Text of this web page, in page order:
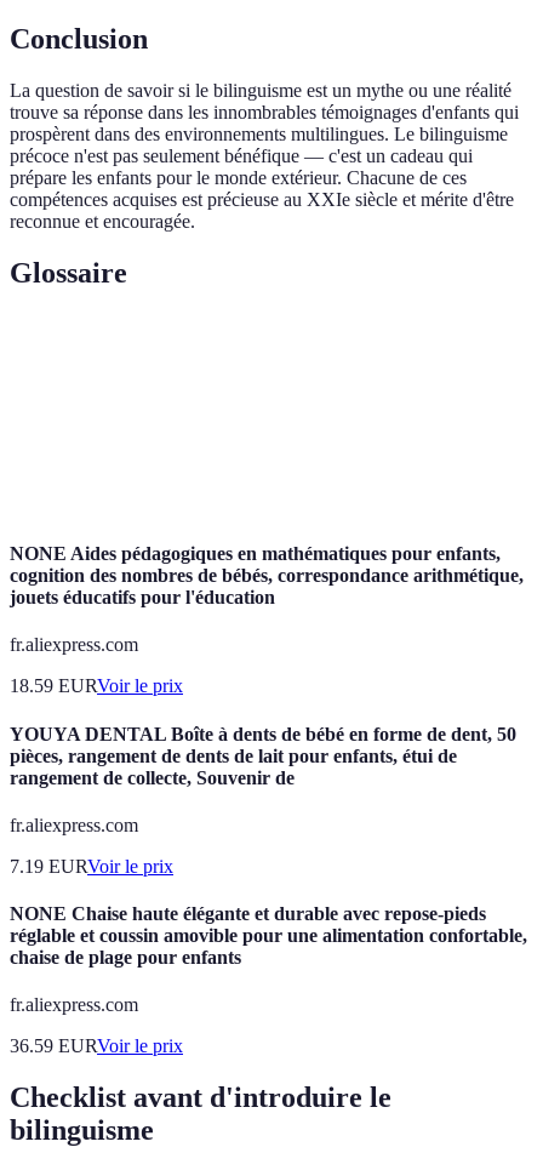
Conclusion
La question de savoir si le bilinguisme est un mythe ou une réalité
trouve sa réponse dans les innombrables témoignages d'enfants qui
prospèrent dans des environnements multilingues. Le bilinguisme
précoce n'est pas seulement bénéfique — c'est un cadeau qui
prépare les enfants pour le monde extérieur. Chacune de ces
compétences acquises est précieuse au XXIe siècle et mérite d'être
reconnue et encouragée.
Glossaire
NONE Aides pédagogiques en mathématiques pour enfants,
cognition des nombres de bébés, correspondance arithmétique,
jouets éducatifs pour l'éducation
fr.aliexpress.com
18.59 EURVoir le prix
YOUYA DENTAL Boîte à dents de bébé en forme de dent, 50
pièces, rangement de dents de lait pour enfants, étui de
rangement de collecte, Souvenir de
fr.aliexpress.com
7.19 EURVoir le prix
NONE Chaise haute élégante et durable avec repose-pieds
réglable et coussin amovible pour une alimentation confortable,
chaise de plage pour enfants
fr.aliexpress.com
36.59 EURVoir le prix
Checklist avant d'introduire le
bilinguisme